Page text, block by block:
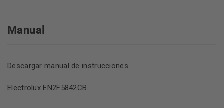
Centrifugado/Drenaje, Vapor antialergias, Edredón, Seda,
Funciones:On/Off, Selección de temperatura,
Manual
Descargar manual de instrucciones
Electrolux EN2F5842CB